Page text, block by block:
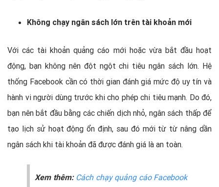
Không chạy ngân sách lớn trên tài khoản mới
Với các tài khoản quảng cáo mới hoặc vừa bắt đầu hoạt
động, bạn không nên đột ngột chi tiêu ngân sách lớn. Hệ
thống Facebook cần có thời gian đánh giá mức độ uy tín và
hành vi người dùng trước khi cho phép chi tiêu mạnh. Do đó,
bạn nên bắt đầu bằng các chiến dịch nhỏ, ngân sách thấp để
tạo lịch sử hoạt động ổn định, sau đó mới từ từ nâng dần
ngân sách khi tài khoản đã được đánh giá là an toàn.
Xem thêm: Cách chạy quảng cáo Facebook